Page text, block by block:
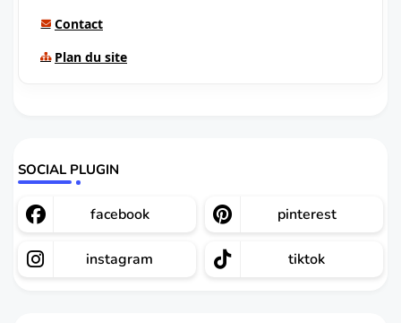
Contact
Plan du site
SOCIAL PLUGIN
facebook pinterest
instagram tiktok